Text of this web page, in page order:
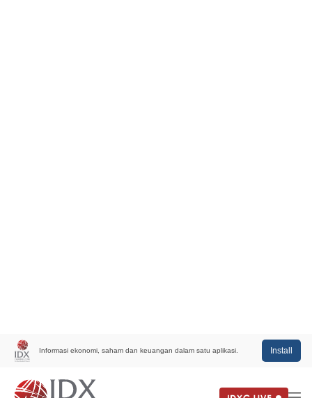
Informasi ekonomi, saham dan keuangan dalam satu aplikasi. Install